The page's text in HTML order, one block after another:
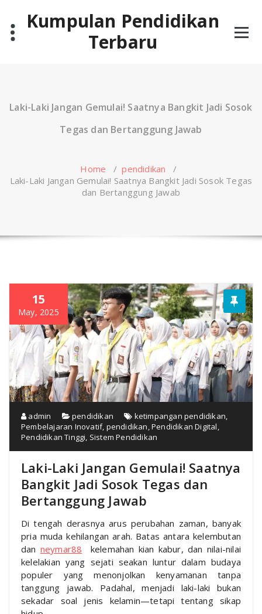
contentKumpulan Pendidikan
Terbaru
Laki-Laki Jangan Gemulai! Saatnya Bangkit Jadi Sosok
Tegas dan Bertanggung Jawab
Home /pendidikan /
Laki-Laki Jangan Gemulai! Saatnya Bangkit Jadi Sosok Tegas
dan Bertanggung Jawab
15
May, 2025
admin pendidikan ketimpangan pendidikan,
Pembelajaran Inovatif, pendidikan,Pendidikan Digital,
Pendidikan Tinggi, Sistem Pendidikan
Laki-Laki Jangan Gemulai! Saatnya
Bangkit Jadi Sosok Tegas dan
Bertanggung Jawab
Di tengah derasnya arus perubahan zaman, banyak
pria muda kehilangan arah. Batas antara kelembutan
dan neymar88 kelemahan kian kabur, dan nilai-nilai
kelelakian yang sejati seakan luntur dalam budaya
populer yang menonjolkan kenyamanan tanpa
tanggung jawab. Padahal, menjadi laki-laki bukan
sekadar soal jenis kelamin—tetapi tentang sikap